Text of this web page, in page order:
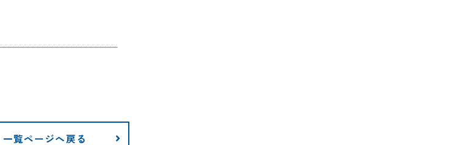
一覧ページへ戻る